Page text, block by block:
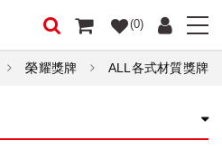
(0)
榮耀獎牌 ALL各式材質獎牌